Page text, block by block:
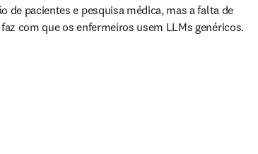
de pacientes e pesquisa médica, mas a falta de
com que os enfermeiros usem LLMs genéricos.